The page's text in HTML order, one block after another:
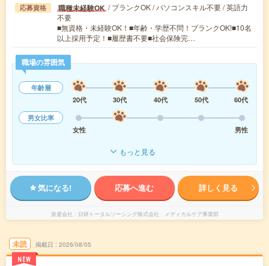
応募資格 職種未経験OK / ブランクOK / パソコンスキル不要 / 英語力
不要
■無資格・未経験OK！■年齢・学歴不問！ブランクOK!■10名
以上採用予定！■履歴書不要■社会保険完…
職場の雰囲気
年齢層
20代
30代 40代 50代
60代
男女比率
女性
男性
もっと見る
気になる! 応募へ進む 詳しく見る
派遣会社 日研トータルソーシング株式会社 メディカルケア事業部
未読
NEW
掲載日 2026/08/05